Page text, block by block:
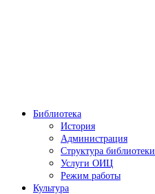
Библиотека
История
Администрация
Структура библиотеки
Услуги ОИЦ
Режим работы
Культура